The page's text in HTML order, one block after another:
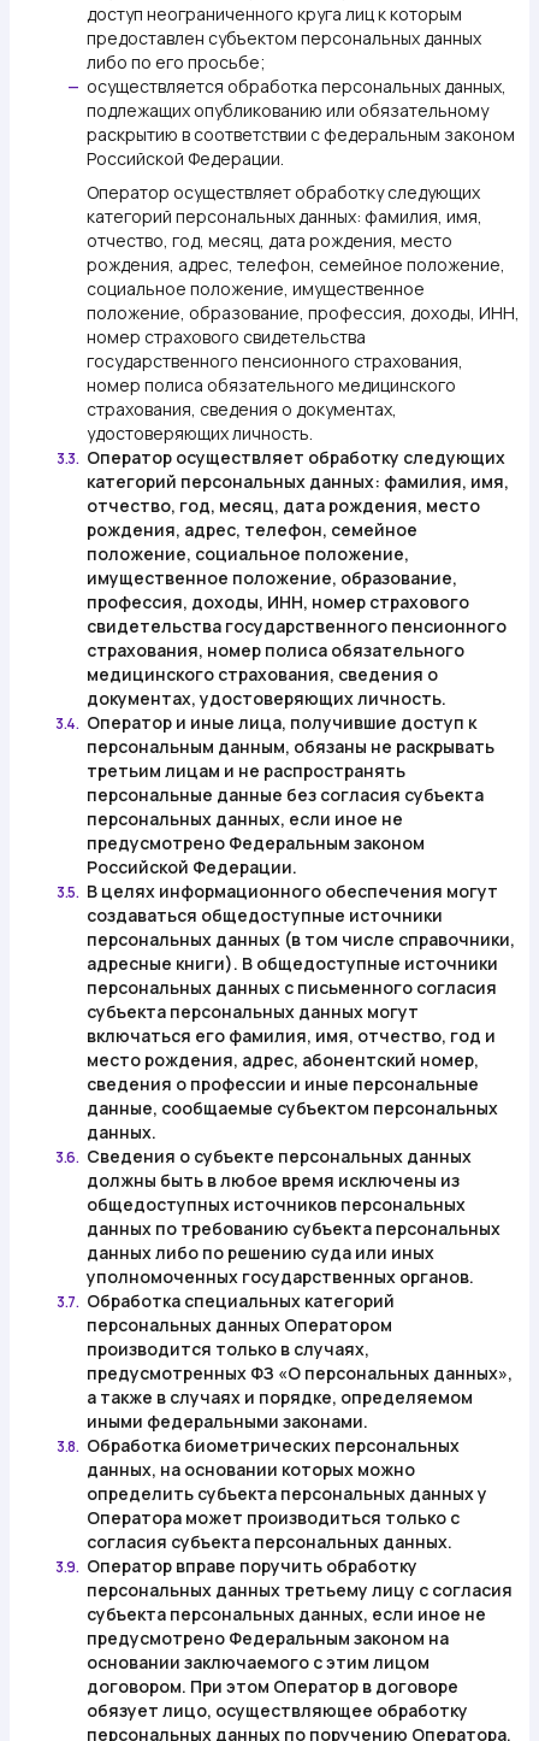
доступ неограниченного круга лиц к которым
предоставлен субъектом персональных данных
либо по его просьбе;
— осуществляется обработка персональных данных,
подлежащих опубликованию или обязательному
раскрытию в соответствии с федеральным законом
Российской Федерации.
Оператор осуществляет обработку следующих
категорий персональных данных: фамилия, имя,
отчество, год, месяц, дата рождения, место
рождения, адрес, телефон, семейное положение,
социальное положение, имущественное
положение, образование, профессия, доходы, ИНН,
номер страхового свидетельства
государственного пенсионного страхования,
номер полиса обязательного медицинского
страхования, сведения о документах,
удостоверяющих личность.
3.3. Оператор осуществляет обработку следующих
категорий персональных данных: фамилия, имя,
отчество, год, месяц, дата рождения, место
рождения, адрес, телефон, семейное
положение, социальное положение,
имущественное положение, образование,
профессия, доходы, ИНН, номер страхового
свидетельства государственного пенсионного
страхования, номер полиса обязательного
медицинского страхования, сведения о
документах, удостоверяющих личность.
3.4. Оператор и иные лица, получившие доступ к
персональным данным, обязаны не раскрывать
третьим лицам и не распространять
персональные данные без согласия субъекта
персональных данных, если иное не
предусмотрено Федеральным законом
Российской Федерации.
3.5. В целях информационного обеспечения могут
создаваться общедоступные источники
персональных данных (в том числе справочники,
адресные книги). В общедоступные источники
персональных данных с письменного согласия
субъекта персональных данных могут
включаться его фамилия, имя, отчество, год и
место рождения, адрес, абонентский номер,
сведения о профессии и иные персональные
данные, сообщаемые субъектом персональных
данных.
3.6. Сведения о субъекте персональных данных
должны быть в любое время исключены из
общедоступных источников персональных
данных по требованию субъекта персональных
данных либо по решению суда или иных
уполномоченных государственных органов.
3.7. Обработка специальных категорий
персональных данных Оператором
производится только в случаях,
предусмотренных ФЗ «О персональных данных»,
а также в случаях и порядке, определяемом
иными федеральными законами.
3.8. Обработка биометрических персональных
данных, на основании которых можно
определить субъекта персональных данных у
Оператора может производиться только с
согласия субъекта персональных данных.
3.9. Оператор вправе поручить обработку
персональных данных третьему лицу с согласия
субъекта персональных данных, если иное не
предусмотрено Федеральным законом на
основании заключаемого с этим лицом
договором. При этом Оператор в договоре
обязует лицо, осуществляющее обработку
персональных данных по поручению Оператора,